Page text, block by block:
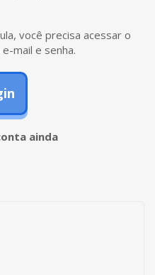
você precisa acessar o
mail e senha.
ainda